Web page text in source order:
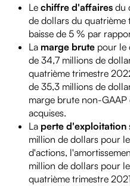
Le chiffre d'affaires du
de dollars du quatrième
baisse de 5 % par
La marge brute pour le
de 34,7 millions de
quatrième trimestre
de 35,3 millions de
marge brute non-GAAP
acquises.
La perte d'exploitation
million de dollars pour
d'actions,
million de dollars pour
quatrième trimestre